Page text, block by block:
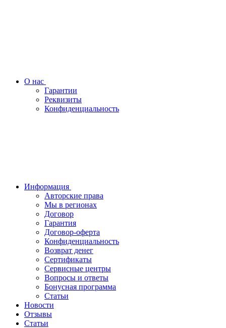
О нас
Гарантии
Реквизиты
Конфиденциальность
Информация
Авторские права
Мы в регионах
Договор
Гарантия
Договор-оферта
Конфиденциальность
Возврат денег
Сертификаты
Сервисные центры
Вопросы и ответы
Бонусная программа
Статьи
Новости
Отзывы
Статьи